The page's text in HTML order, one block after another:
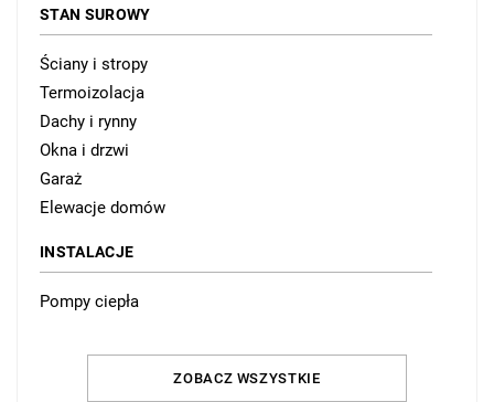
STAN SUROWY
Ściany i stropy
Termoizolacja
Dachy i rynny
Okna i drzwi
Garaż
Elewacje domów
INSTALACJE
Pompy ciepła
Ogrzewanie podłogowe i grzejniki
Kotły i podgrzewaczeZOBACZ WSZYSTKIE